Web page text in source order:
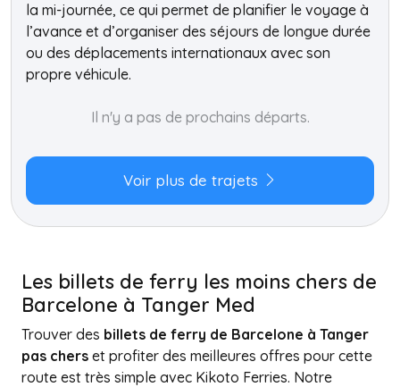
la mi-journée, ce qui permet de planifier le voyage à
l’avance et d’organiser des séjours de longue durée
ou des déplacements internationaux avec son
propre véhicule.
Il n'y a pas de prochains départs.
Voir plus de trajets
Les billets de ferry les moins chers de
Barcelone à Tanger Med
Trouver des billets de ferry de Barcelone à Tanger
pas chers et profiter des meilleures offres pour cette
route est très simple avec Kikoto Ferries. Notre